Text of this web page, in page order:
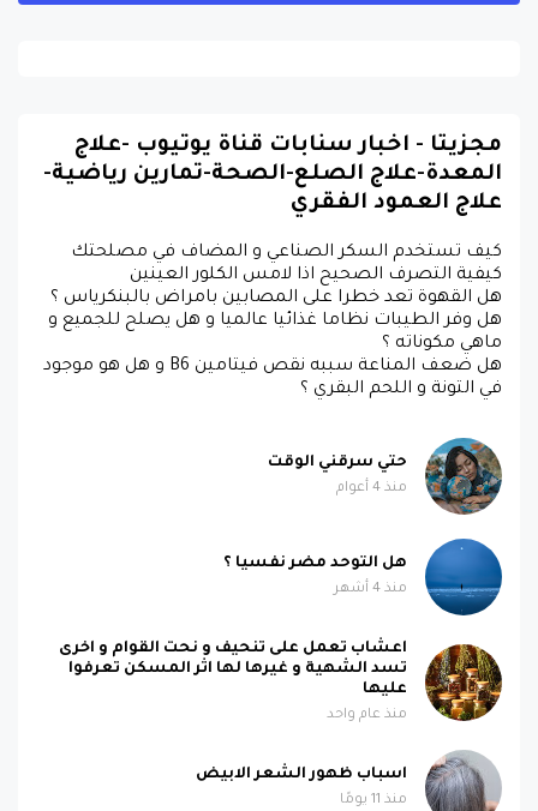
مجزيتا - اخبار سنابات قناة يوتيوب -علاج
المعدة-علاج الصلع-الصحة-تمارين رياضية-
علاج العمود الفقري
كيف تستخدم السكر الصناعي و المضاف في مصلحتك
كيفية التصرف الصحيح اذا لامس الكلور العينين
هل القهوة تعد خطرا على المصابين بامراض بالبنكرياس ؟
هل وفر الطيبات نظاما غذائيا عالميا و هل يصلح للجميع و
ماهي مكوناته ؟
هل ضعف المناعة سببه نقص فيتامين B6 و هل هو موجود
في التونة و اللحم البقري ؟
حتي سرقني الوقت
منذ 4 أعوام
هل التوحد مضر نفسيا ؟
منذ 4 أشهر
اعشاب تعمل على تنحيف و نحت القوام و اخرى
تسد الشهية و غيرها لها اثر المسكن تعرفوا
عليها
منذ عام واحد
اسباب ظهور الشعر الابيض
منذ 11 يومًا